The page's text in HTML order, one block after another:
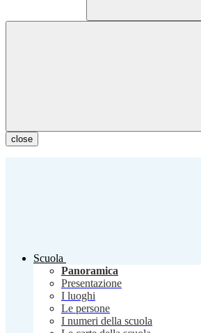
close
Scuola
Panoramica
Presentazione
I luoghi
Le persone
I numeri della scuola